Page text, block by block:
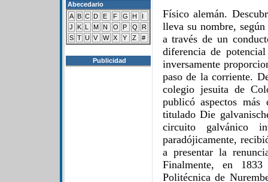
Abecedario
A B C D E F G H
I
J
K L M N O P Q
R
S T U V W X Y Z #
Publicidad
Físico alemán.
lleva su nombre,
a través de un
diferencia de
inversamente
paso de la corriente.
colegio jesuita de
publicó aspectos
titulado Die
circuito galvánico
paradójicamente,
a presentar la
Finalmente, en
Politécnica de